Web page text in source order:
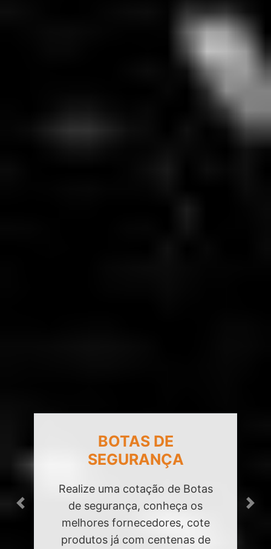
CAPACETE DE
SEGURANÇA
Realize uma cotação de
Capacete de segurança,
conheça os melhores
fornecedores, cote produtos já
Previous Next